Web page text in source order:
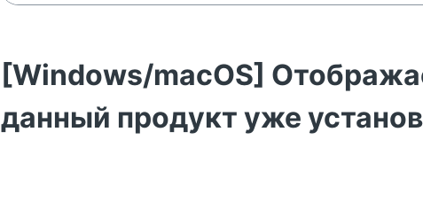
[Windows/macOS]
данный продукт уже